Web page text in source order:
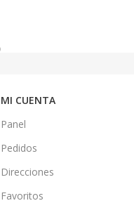
MI CUENTA
Panel
Pedidos
Direcciones
Favoritos